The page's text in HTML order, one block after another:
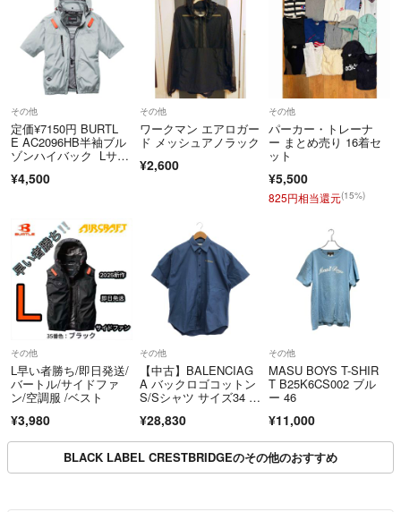
その他
定価¥7150円 BURTL
E AC2096HB半袖ブル
ゾンハイバック Lサイ
¥4,500
その他
ワークマン エアロガー
ド メッシュアノラック
¥2,600
その他
パーカー・トレーナ
ー まとめ売り 16着セ
ット
¥5,500
825円相当還元(15%)
その他
L早い者勝ち/即日発送/
バートル/サイドファ
ン/空調服 /ベスト
¥3,980
その他
【中古】BALENCIAG
A バックロゴコットン
S/Sシャツ サイズ34 5
ー[17][240017783960]
¥28,830
その他
MASU BOYS T-SHIR
T B25K6CS002 ブル
ー 46
¥11,000
BLACK LABEL CRESTBRIDGEのその他のおすすめ